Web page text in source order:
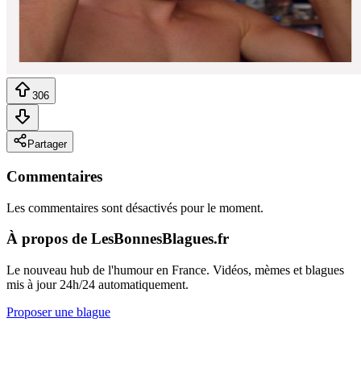
306
Partager
Commentaires
Les commentaires sont désactivés pour le moment.
À propos de LesBonnesBlagues.fr
Le nouveau hub de l'humour en France. Vidéos, mèmes et blagues
mis à jour 24h/24 automatiquement.
Proposer une blague